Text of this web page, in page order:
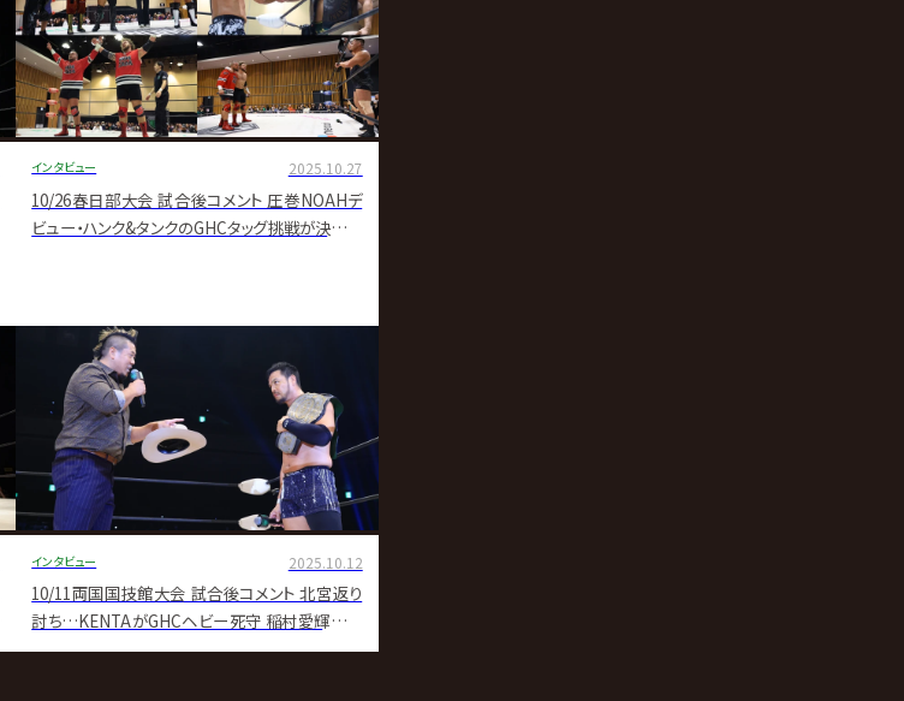
インタビュー 2025.10.27
10/26春日部大会 試合後コメント 圧巻NOAHデ
ビュー・ハンク&タンクのGHCタッグ挑戦が決定的
インタビュー 2025.10.12
10/11両国国技館大会 試合後コメント 北宮返り
討ち…KENTAがGHCヘビー死守 稲村愛輝改め
「Yoshiki Inamura」と激突へ